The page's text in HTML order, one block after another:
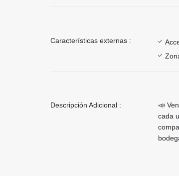
Características externas :
Descripción Adicional :
📣
cada